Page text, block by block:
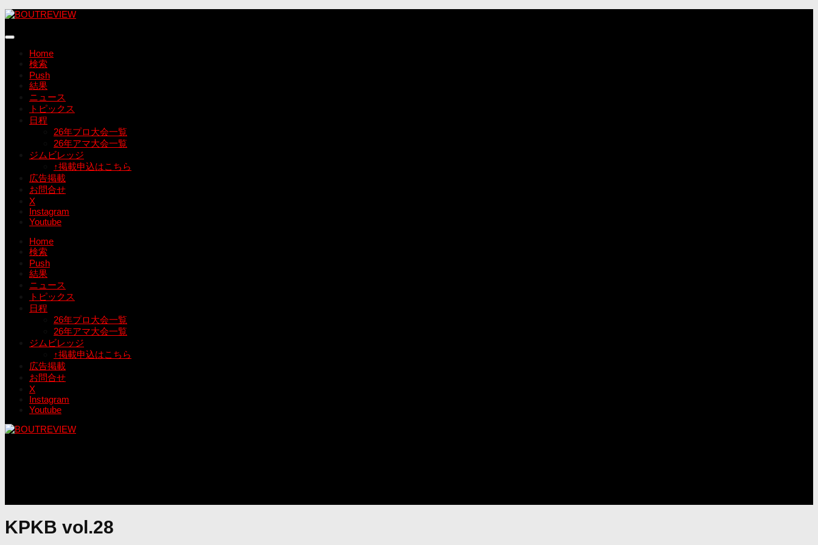
コ
テ
Home
検索
Push
結果
ニュース
トピックス
日程
26年プロ大会一覧
26年アマ大会一覧
ジムビレッジ
↑掲載申込はこちら
広告掲載
お問合せ
X
Instagram
Youtube
Home
検索
Push
結果
ニュース
トピックス
日程
26年プロ大会一覧
26年アマ大会一覧
ジムビレッジ
↑掲載申込はこちら
広告掲載
お問合せ
X
Instagram
Youtube
KPKB vol.28